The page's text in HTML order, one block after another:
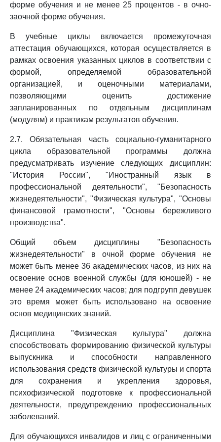
форме обучения и не менее 25 процентов - в очно-
заочной форме обучения.
В учебные циклы включается промежуточная
аттестация обучающихся, которая осуществляется в
рамках освоения указанных циклов в соответствии с
формой, определяемой образовательной
организацией, и оценочными материалами,
позволяющими оценить достижение
запланированных по отдельным дисциплинам
(модулям) и практикам результатов обучения.
2.7. Обязательная часть социально-гуманитарного
цикла образовательной программы должна
предусматривать изучение следующих дисциплин:
"История России", "Иностранный язык в
профессиональной деятельности", "Безопасность
жизнедеятельности", "Физическая культура", "Основы
финансовой грамотности", "Основы бережливого
производства".
Общий объем дисциплины "Безопасность
жизнедеятельности" в очной форме обучения не
может быть менее 36 академических часов, из них на
освоение основ военной службы (для юношей) - не
менее 24 академических часов; для подгрупп девушек
это время может быть использовано на освоение
основ медицинских знаний.
Дисциплина "Физическая культура" должна
способствовать формированию физической культуры
выпускника и способности направленного
использования средств физической культуры и спорта
для сохранения и укрепления здоровья,
психофизической подготовке к профессиональной
деятельности, предупреждению профессиональных
заболеваний.
Для обучающихся инвалидов и лиц с ограниченными